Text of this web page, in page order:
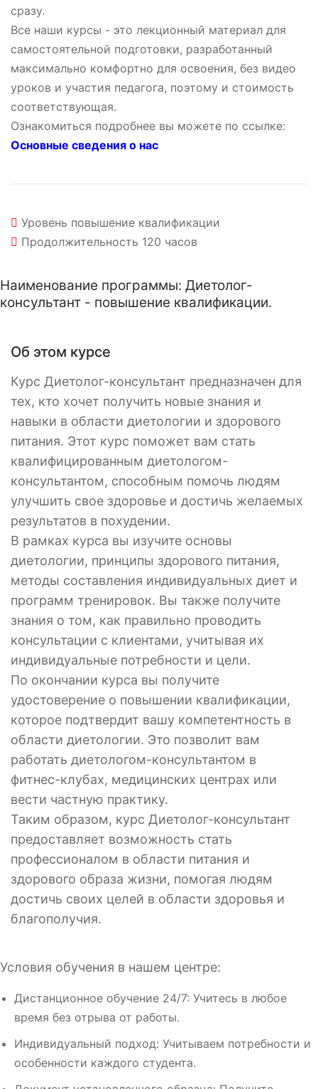
сразу.
Все наши курсы - это лекционный материал для
самостоятельной подготовки, разработанный
максимально комфортно для освоения, без видео
уроков и участия педагога, поэтому и стоимость
соответствующая.
Ознакомиться подробнее вы можете по ссылке:
Основные сведения о нас
Уровень повышение квалификации
Продолжительность 120 часов
Наименование программы: Диетолог-
консультант - повышение квалификации.
Об этом курсе
Курс Диетолог-консультант предназначен для
тех, кто хочет получить новые знания и
навыки в области диетологии и здорового
питания. Этот курс поможет вам стать
квалифицированным диетологом-
консультантом, способным помочь людям
улучшить свое здоровье и достичь желаемых
результатов в похудении.
В рамках курса вы изучите основы
диетологии, принципы здорового питания,
методы составления индивидуальных диет и
программ тренировок. Вы также получите
знания о том, как правильно проводить
консультации с клиентами, учитывая их
индивидуальные потребности и цели.
По окончании курса вы получите
удостоверение о повышении квалификации,
которое подтвердит вашу компетентность в
области диетологии. Это позволит вам
работать диетологом-консультантом в
фитнес-клубах, медицинских центрах или
вести частную практику.
Таким образом, курс Диетолог-консультант
предоставляет возможность стать
профессионалом в области питания и
здорового образа жизни, помогая людям
достичь своих целей в области здоровья и
благополучия.
Условия обучения в нашем центре:
Дистанционное обучение 24/7: Учитесь в любое
время без отрыва от работы.
Индивидуальный подход: Учитываем потребности и
особенности каждого студента.